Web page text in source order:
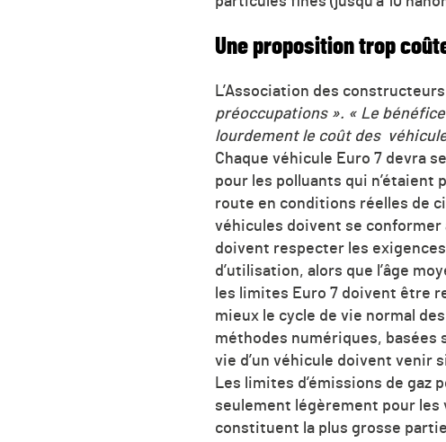
Une proposition trop
L’Association des
préoccupations ». « Le
lourdement le coût des
Chaque véhicule Euro 7 devra
pour les polluants qui n’étaient
route en conditions réelles de
véhicules doivent se conformer
doivent respecter les exigences
d’utilisation, alors que l’âge
les limites Euro 7 doivent être
mieux le cycle de vie normal
méthodes numériques, basées
vie d’un véhicule doivent venir
Les limites d’émissions de
seulement légèrement pour
constituent la plus grosse